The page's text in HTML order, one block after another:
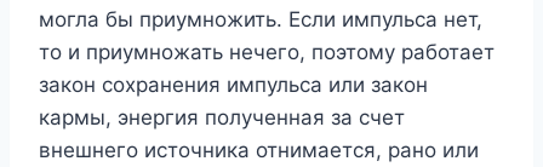
могла бы приумножить. Если импульса нет,
то и приумножать нечего, поэтому работает
закон сохранения импульса или закон
кармы, энергия полученная за счет
внешнего источника отнимается, рано или